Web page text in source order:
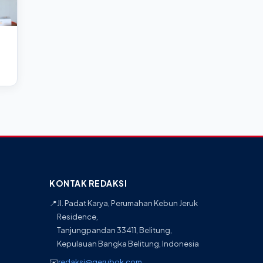
KONTAK REDAKSI
📍Jl. Padat Karya, Perumahan Kebun Jeruk
Residence,
Tanjungpandan 33411, Belitung,
Kepulauan Bangka Belitung, Indonesia